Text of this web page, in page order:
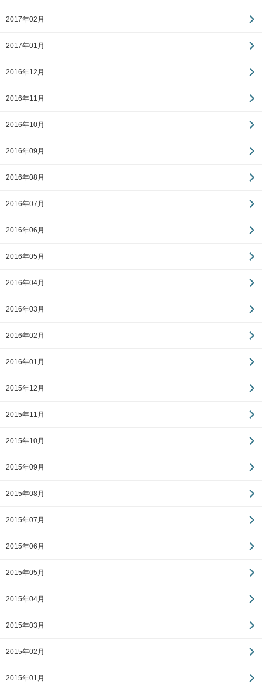
2017年02月
2017年01月
2016年12月
2016年11月
2016年10月
2016年09月
2016年08月
2016年07月
2016年06月
2016年05月
2016年04月
2016年03月
2016年02月
2016年01月
2015年12月
2015年11月
2015年10月
2015年09月
2015年08月
2015年07月
2015年06月
2015年05月
2015年04月
2015年03月
2015年02月
2015年01月